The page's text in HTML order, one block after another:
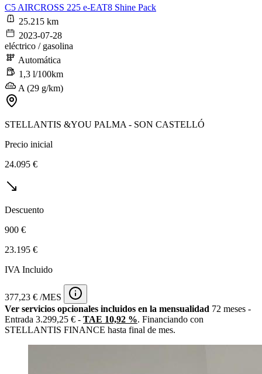
C5 AIRCROSS 225 e-EAT8 Shine Pack
25.215 km
2023-07-28
eléctrico / gasolina
Automática
1,3 l/100km
A (29 g/km)
STELLANTIS &YOU PALMA - SON CASTELLÓ
Precio inicial
24.095 €
Descuento
900 €
23.195 €
IVA Incluido
377,23 € /MES
Ver servicios opcionales incluidos en la mensualidad 72 meses -
Entrada 3.299,25 € - TAE 10,92 %. Financiando con
STELLANTIS FINANCE hasta final de mes.